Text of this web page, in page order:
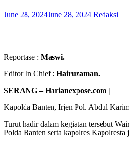
June 28, 2024June 28, 2024 Redaksi
Reportase : Maswi.
Editor In Chief : Hairuzaman.
SERANG – Harianexpose.com |
Kapolda Banten, Irjen Pol. Abdul
Turut hadir dalam kegiatan tersebut
Polda Banten serta kapolres